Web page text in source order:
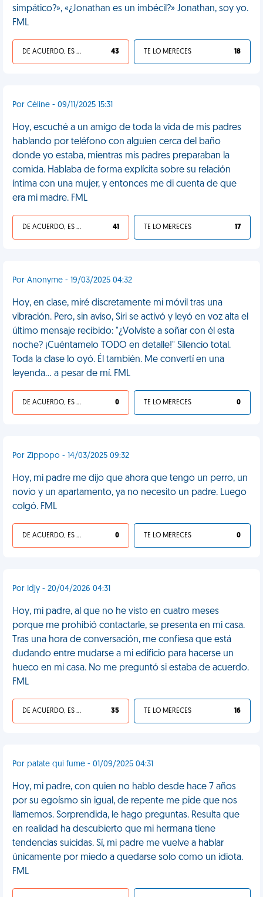
simpático?», «¿Jonathan es un imbécil?» Jonathan, soy yo.
FML
DE ACUERDO, ES UNA VIDA HP 43 TE LO MERECES 18
Por Céline - 09/11/2025 15:31
Hoy, escuché a un amigo de toda la vida de mis padres
hablando por teléfono con alguien cerca del baño
donde yo estaba, mientras mis padres preparaban la
comida. Hablaba de forma explícita sobre su relación
íntima con una mujer, y entonces me di cuenta de que
era mi madre. FML
DE ACUERDO, ES UNA VIDA HP 41 TE LO MERECES 17
Por Anonyme - 19/03/2025 04:32
Hoy, en clase, miré discretamente mi móvil tras una
vibración. Pero, sin aviso, Siri se activó y leyó en voz alta el
último mensaje recibido: "¿Volviste a soñar con él esta
noche? ¡Cuéntamelo TODO en detalle!" Silencio total.
Toda la clase lo oyó. Él también. Me convertí en una
leyenda... a pesar de mí. FML
DE ACUERDO, ES UNA VIDA HP 0 TE LO MERECES 0
Por Zippopo - 14/03/2025 09:32
Hoy, mi padre me dijo que ahora que tengo un perro, un
novio y un apartamento, ya no necesito un padre. Luego
colgó. FML
DE ACUERDO, ES UNA VIDA HP 0 TE LO MERECES 0
Por Idjy - 20/04/2026 04:31
Hoy, mi padre, al que no he visto en cuatro meses
porque me prohibió contactarle, se presenta en mi casa.
Tras una hora de conversación, me confiesa que está
dudando entre mudarse a mi edificio para hacerse un
hueco en mi casa. No me preguntó si estaba de acuerdo.
FML
DE ACUERDO, ES UNA VIDA HP 35 TE LO MERECES 16
Por patate qui fume - 01/09/2025 04:31
Hoy, mi padre, con quien no hablo desde hace 7 años
por su egoísmo sin igual, de repente me pide que nos
llamemos. Sorprendida, le hago preguntas. Resulta que
en realidad ha descubierto que mi hermana tiene
tendencias suicidas. Sí, mi padre me vuelve a hablar
únicamente por miedo a quedarse solo como un idiota.
FML